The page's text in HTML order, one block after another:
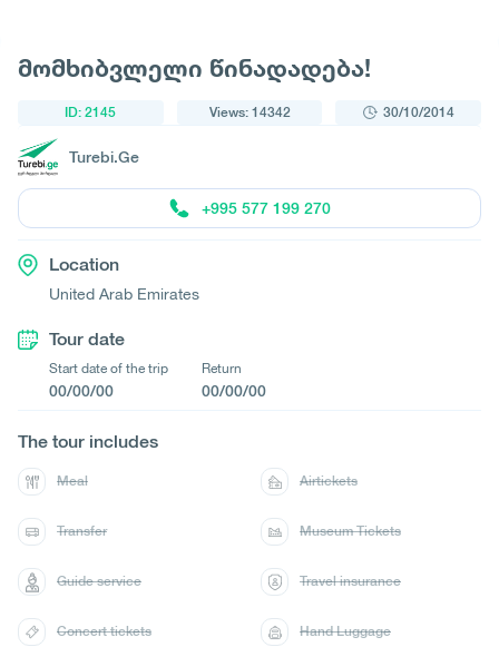
მომხიბვლელი წინადადება!
ID: 2145 Views: 14342 30/10/2014
Turebi.Ge
+995 577 199 270
Location
United Arab Emirates
Tour date
Start date of the trip
00/00/00
Return
00/00/00
The tour includes
Meal Airtickets
Transfer Museum Tickets
Guide service Travel insurance
Concert tickets Hand Luggage